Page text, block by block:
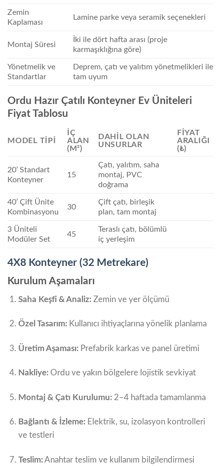
Zemin
Kaplaması
Lamine parke veya seramik seçenekleri
Montaj Süresi
İki ile dört hafta arası (proje
karmaşıklığına göre)
Yönetmelik ve
Standartlar
Deprem, çatı ve yalıtım yönetmelikleri ile
tam uyum
Ordu Hazır Çatılı Konteyner Ev Üniteleri
Fiyat Tablosu
MODEL TIPI
İÇ
ALAN
(M²)
DAHIL OLAN
UNSURLAR
FIYAT
ARALIĞI
(₺)
20’ Standart
Konteyner
15
Çatı, yalıtım, saha
montaj, PVC
doğrama
40’ Çift Ünite
Kombinasyonu
30
Çift çatı, birleşik
plan, tam montaj
3 Üniteli
Modüler Set
45
Teraslı çatı, bölümlü
iç yerleşim
4X8 Konteyner (32 Metrekare)
Kurulum Aşamaları
Saha Keşfi & Analiz: Zemin ve yer ölçümü
Özel Tasarım: Kullanıcı ihtiyaçlarına yönelik planlama
Üretim Aşaması: Prefabrik karkas ve panel üretimi
Nakliye: Ordu ve yakın bölgelere lojistik sevkiyat
Montaj & Çatı Kurulumu: 2–4 haftada tamamlanma
Bağlantı & İzleme: Elektrik, su, izolasyon kontrolleri
ve testleri
Teslim:Anahtar teslim ve kullanım bilgilendirmesi